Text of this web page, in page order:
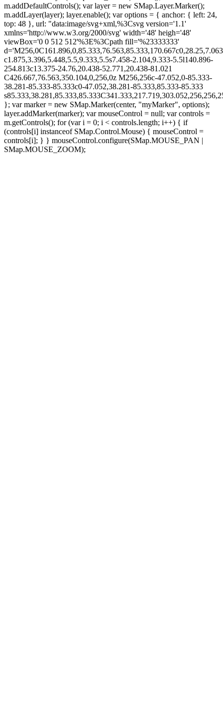
m.addDefaultControls(); var layer = new SMap.Layer.Marker();
m.addLayer(layer); layer.enable(); var options = { anchor: { left: 24,
top: 48 }, url: "data:image/svg+xml,%3Csvg version='1.1'
xmlns='http://www.w3.org/2000/svg' width='48' heigh='48'
viewBox='0 0 512 512'%3E%3Cpath fill='%23333333'
c1.875,3.396,5.448,5.5,9.333,5.5s7.458-2.104,9.333-5.5l140.896-
254.813c13.375-24.76,20.438-52.771,20.438-81.021
C426.667,76.563,350.104,0,256,0z M256,256c-47.052,0-85.333-
38.281-85.333-85.333c0-47.052,38.281-85.333,85.333-85.333
}; var marker = new SMap.Marker(center, "myMarker", options);
layer.addMarker(marker); var mouseControl = null; var controls =
m.getControls(); for (var i = 0; i < controls.length; i++) { if
(controls[i] instanceof SMap.Control.Mouse) { mouseControl =
controls[i]; } } mouseControl.configure(SMap.MOUSE_PAN |
SMap.MOUSE_ZOOM);